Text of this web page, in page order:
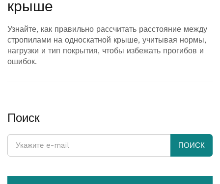
крыше
Узнайте, как правильно рассчитать расстояние между
стропилами на односкатной крыше, учитывая нормы,
нагрузки и тип покрытия, чтобы избежать прогибов и
ошибок.
Поиск
ПОИСК